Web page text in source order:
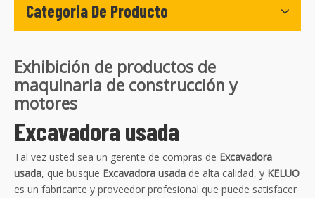
Categoria De Producto
Exhibición de productos de
maquinaria de construcción y
motores
Excavadora usada
Tal vez usted sea un gerente de compras de Excavadora
usada, que busque Excavadora usada de alta calidad, y KELUO
es un fabricante y proveedor profesional que puede satisfacer